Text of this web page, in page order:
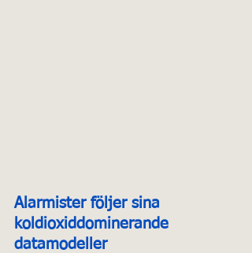
Alarmister följer sina
koldioxiddominerande
datamodeller